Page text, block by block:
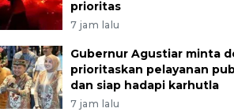
prioritas
7 jam lalu
Gubernur Agustiar minta
prioritaskan pelayanan
dan siap hadapi karhutla
7 jam lalu